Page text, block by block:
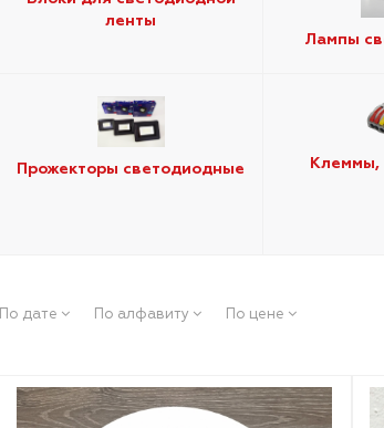
ленты
Лампы
Прожекторы светодиодные Клеммы,
По дате По алфавиту По цене